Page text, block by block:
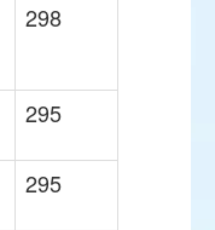
298
295
295